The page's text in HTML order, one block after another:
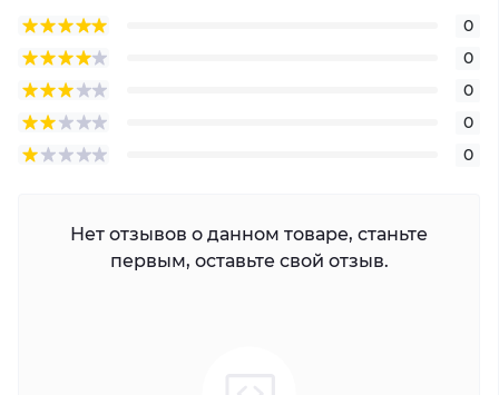
0
0
0
0
0
Нет отзывов о данном товаре, станьте
первым, оставьте свой отзыв.